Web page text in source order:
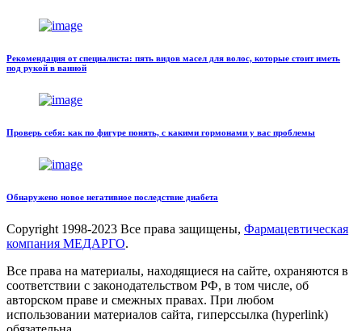
Рекомендация от специалиста: пять видов масел для волос, которые стоит иметь
под рукой в ванной
Проверь себя: как по фигуре понять, с какими гормонами у вас проблемы
Обнаружено новое негативное последствие диабета
Copyright 1998-2023 Все права защищены, Фармацевтическая
компания МЕДАРГО.
Все права на материалы, находящиеся на сайте, охраняются в
соответствии с законодательством РФ, в том числе, об
авторском праве и смежных правах. При любом
использовании материалов сайта, гиперссылка (hyperlink)